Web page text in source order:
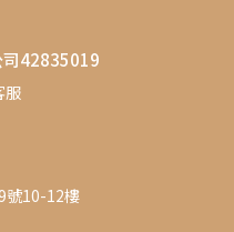
司42835019
服
號10-12樓